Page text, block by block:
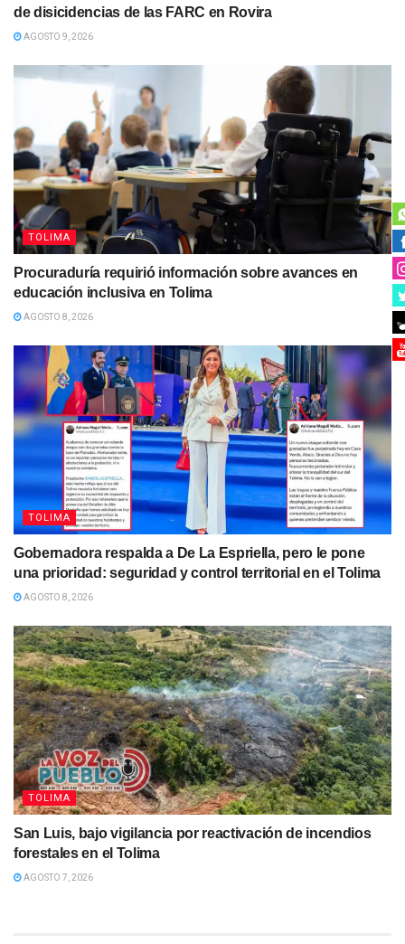
de disicidencias de las FARC en Rovira
AGOSTO 9, 2026
TOLIMA
Procuraduría requirió información sobre avances en
educación inclusiva en Tolima
AGOSTO 8, 2026
TOLIMA
Gobernadora respalda a De La Espriella, pero le pone
una prioridad: seguridad y control territorial en el Tolima
AGOSTO 8, 2026
TOLIMA
San Luis, bajo vigilancia por reactivación de incendios
forestales en el Tolima
AGOSTO 7, 2026